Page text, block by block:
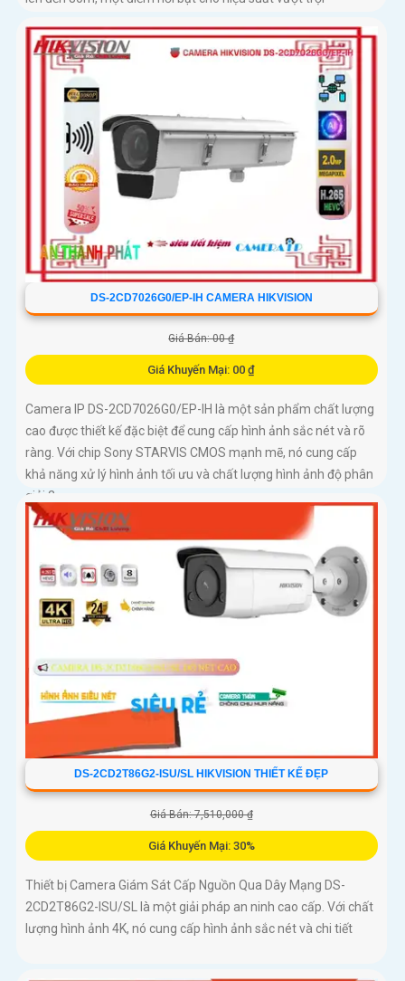
DS-2CD7026G0/EP-IH CAMERA HIKVISION
Giá Bán: 00 ₫
Giá Khuyến Mại: 00 ₫
Camera IP DS-2CD7026G0/EP-IH là một sản phẩm chất lượng
cao được thiết kế đặc biệt để cung cấp hình ảnh sắc nét và rõ
ràng. Với chip Sony STARVIS CMOS mạnh mẽ, nó cung cấp
khả năng xử lý hình ảnh tối ưu và chất lượng hình ảnh độ phân
giải 2
DS-2CD2T86G2-ISU/SL HIKVISION THIẾT KẾ ĐẸP
Giá Bán: 7,510,000 ₫
Giá Khuyến Mại: 30%
Thiết bị Camera Giám Sát Cấp Nguồn Qua Dây Mạng DS-
2CD2T86G2-ISU/SL là một giải pháp an ninh cao cấp. Với chất
lượng hình ảnh 4K, nó cung cấp hình ảnh sắc nét và chi tiết